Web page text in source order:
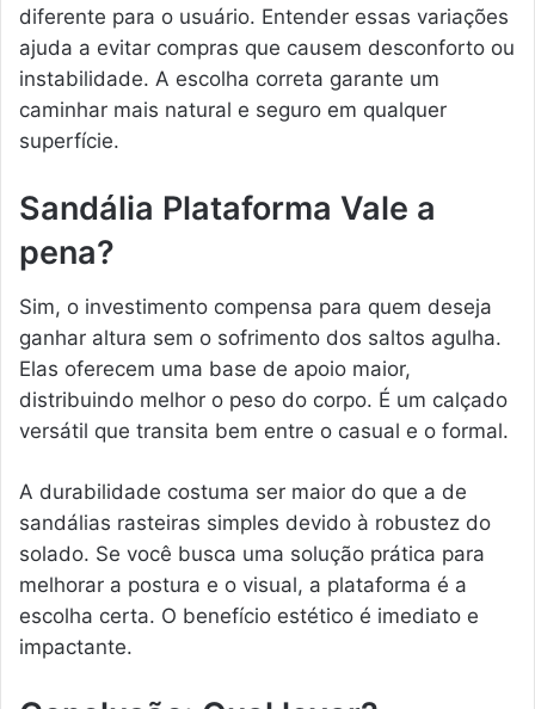
diferente para o usuário. Entender essas variações
ajuda a evitar compras que causem desconforto ou
instabilidade. A escolha correta garante um
caminhar mais natural e seguro em qualquer
superfície.
Sandália Plataforma Vale a
pena?
Sim, o investimento compensa para quem deseja
ganhar altura sem o sofrimento dos saltos agulha.
Elas oferecem uma base de apoio maior,
distribuindo melhor o peso do corpo. É um calçado
versátil que transita bem entre o casual e o formal.
A durabilidade costuma ser maior do que a de
sandálias rasteiras simples devido à robustez do
solado. Se você busca uma solução prática para
melhorar a postura e o visual, a plataforma é a
escolha certa. O benefício estético é imediato e
impactante.